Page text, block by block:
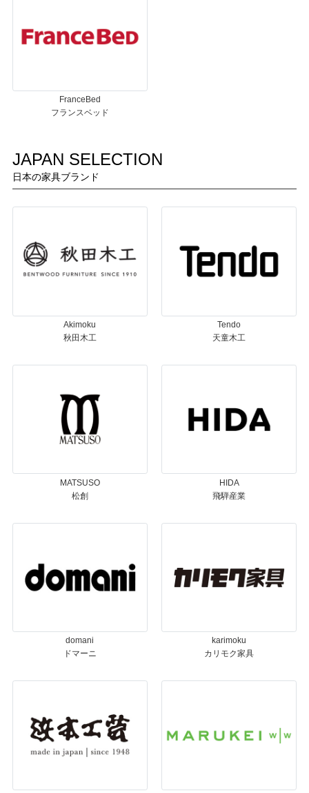
FranceBed
フランスベッド
JAPAN SELECTION
日本の家具ブランド
Akimoku
秋田木工
Tendo
天童木工
MATSUSO
松創
HIDA
飛騨産業
domani
ドマーニ
karimoku
カリモク家具